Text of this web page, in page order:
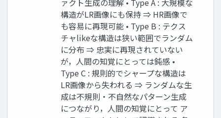
ァクト生成の理解 • Type A : 大規模な
構造がLR画像にも保持 ⇒ HR画像で
も容易に再現可能 • Type B : テクス
チャlikeな構造は狭い範囲でランダム
に分布 ⇒ 忠実に再現されていない
が，人間の知覚にとっては鈍感 •
Type C : 規則的でシャープな構造は
LR画像から失われる ⇒ ランダムな生
成は不規則・不自然なパターン生成
につながり，人間の知覚にとって ア